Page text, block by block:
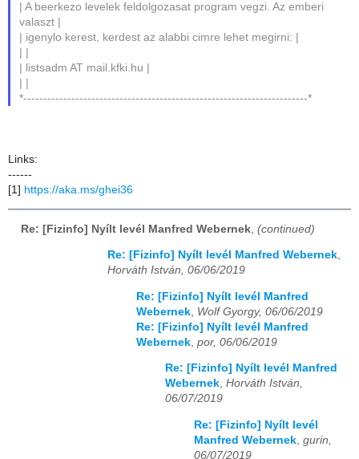
| A beerkezo levelek feldolgozasat program vegzi. Az emberi
valaszt |
| igenylo kerest, kerdest az alabbi cimre lehet megirni: |
| listsadm AT mail.kfki.hu |
*-----------------------------------------------------------------------*
Links:
------
[1] https://aka.ms/ghei36
Re: [Fizinfo] Nyílt levél Manfred Webernek (continued)
Re: [Fizinfo] Nyílt levél Manfred Webernek,
Horváth István, 06/06/2019
Re: [Fizinfo] Nyílt levél Manfred
Webernek Wolf Gyorgy, 06/06/2019
Re: [Fizinfo] Nyílt levél Manfred
Webernek por, 06/06/2019
Re: [Fizinfo] Nyílt levél Manfred
Webernek, Horváth István,
06/07/2019
Re: [Fizinfo] Nyílt levél
Manfred Webernek gurin,
06/07/2019